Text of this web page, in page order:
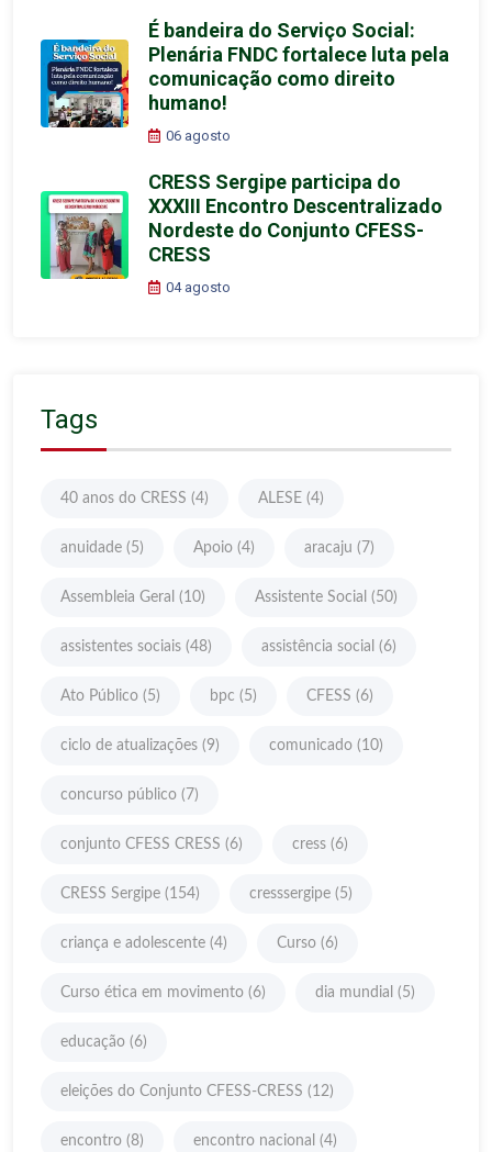
É bandeira do Serviço Social:
Plenária FNDC fortalece luta pela
comunicação como direito
humano!
06 agosto
CRESS Sergipe participa do
XXXIII Encontro Descentralizado
Nordeste do Conjunto CFESS-
CRESS
04 agosto
Tags
40 anos do CRESS (4) ALESE (4)
anuidade (5) Apoio (4) aracaju (7)
Assembleia Geral (10) Assistente Social (50)
assistentes sociais (48) assistência social (6)
Ato Público (5) bpc (5) CFESS (6)
ciclo de atualizações (9) comunicado (10)
concurso público (7)
conjunto CFESS CRESS (6) cress (6)
CRESS Sergipe (154) cresssergipe (5)
criança e adolescente (4) Curso (6)
Curso ética em movimento (6) dia mundial (5)
educação (6)
eleições do Conjunto CFESS-CRESS (12)
encontro (8) encontro nacional (4)